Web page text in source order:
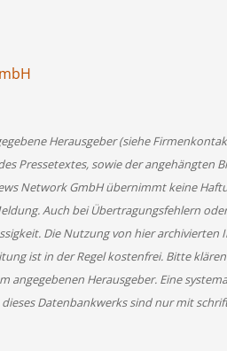
Herausgeber (siehe
Pressetextes, sowie der angehängten
Network GmbH übernimmt keine
Auch bei Übertragungsfehlern
Die Nutzung von hier
ist in der Regel kostenfrei. Bitte klären
Herausgeber. Eine
Datenbankwerks sind nur mit